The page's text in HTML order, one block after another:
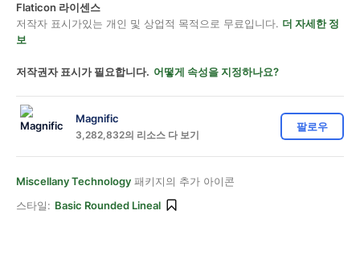
Flaticon 라이센스
저작자 표시가있는 개인 및 상업적 목적으로 무료입니다. 더 자세한 정
보
저작권자 표시가 필요합니다. 어떻게 속성을 지정하나요?
Magnific
3,282,832의 리소스 다 보기
팔로우
Miscellany Technology 패키지의 추가 아이콘
스타일: Basic Rounded Lineal